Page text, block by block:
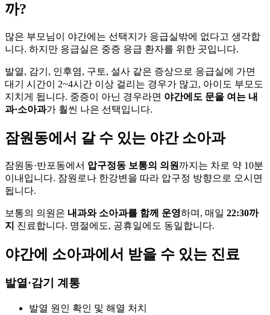
까?
많은 부모님이 야간에는 선택지가 응급실밖에 없다고 생각합
니다. 하지만 응급실은 중증 응급 환자를 위한 곳입니다.
발열, 감기, 인후염, 구토, 설사 같은 증상으로 응급실에 가면
대기 시간이 2~4시간 이상 걸리는 경우가 많고, 아이도 부모도
지치게 됩니다. 중증이 아닌 경우라면 야간에도 문을 여는 내
과·소아과가 훨씬 나은 선택입니다.
잠원동에서 갈 수 있는 야간 소아과
잠원동·반포동에서 압구정동 보통의 의원 까지는 차로 약 10분
이내입니다. 잠원로나 한강변을 따라 압구정 방향으로 오시면
됩니다.
보통의 의원은 내과와 소아과를 함께 운영하며, 매일 22:30까
지 진료합니다. 명절에도, 공휴일에도 동일합니다.
야간에 소아과에서 받을 수 있는 진료
발열·감기 계통
발열 원인 확인 및 해열 처치